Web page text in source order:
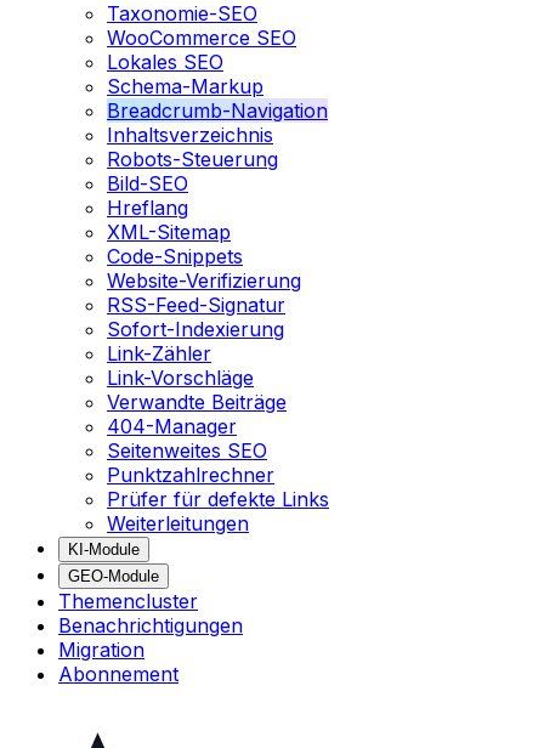
Taxonomie-SEO
WooCommerce SEO
Lokales SEO
Schema-Markup
Breadcrumb-Navigation
Inhaltsverzeichnis
Robots-Steuerung
Bild-SEO
Hreflang
XML-Sitemap
Code-Snippets
Website-Verifizierung
RSS-Feed-Signatur
Sofort-Indexierung
Link-Zähler
Link-Vorschläge
Verwandte Beiträge
404-Manager
Seitenweites SEO
Punktzahlrechner
Prüfer für defekte Links
Weiterleitungen
KI-Module
GEO-Module
Themencluster
Benachrichtigungen
Migration
Abonnement